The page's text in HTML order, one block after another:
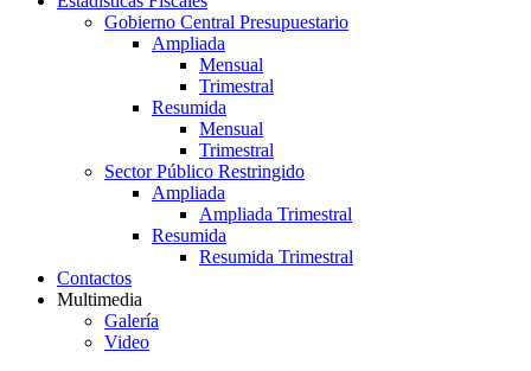
Gobierno Central Presupuestario
Ampliada
Mensual
Trimestral
Resumida
Mensual
Trimestral
Sector Público Restringido
Ampliada
Ampliada Trimestral
Resumida
Resumida Trimestral
Contactos
Multimedia
Galería
Video